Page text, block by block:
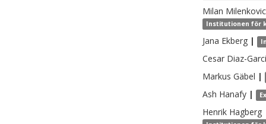
Milan Milenkovic
Institutionen för
Jana Ekberg |
Cesar Diaz-
Markus Gäbel |
Ash Hanafy |
Henrik Hagberg